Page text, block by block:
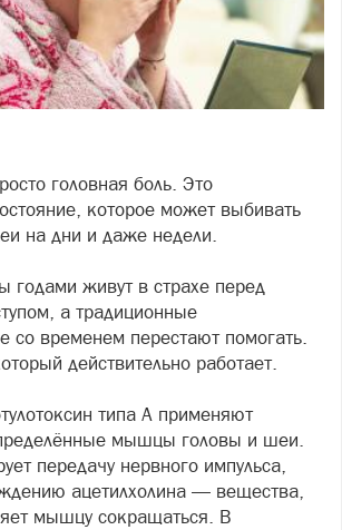
головная боль. Это
которое может выбивать
на дни и даже недели.
годами живут в страхе перед
а традиционные
со временем перестают помогать.
действительно работает.
типа А применяют
мышцы головы и шеи.
передачу нервного импульса,
ацетилхолина — вещества,
мышцу сокращаться. В